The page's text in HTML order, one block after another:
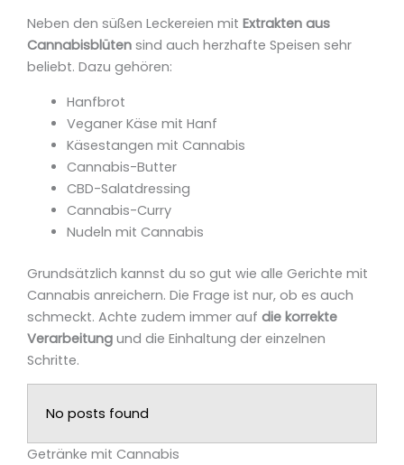
Neben den süßen Leckereien mit Extrakten aus
Cannabisblüten sind auch herzhafte Speisen sehr
beliebt. Dazu gehören:
Hanfbrot
Veganer Käse mit Hanf
Käsestangen mit Cannabis
Cannabis-Butter
CBD-Salatdressing
Cannabis-Curry
Nudeln mit Cannabis
Grundsätzlich kannst du so gut wie alle Gerichte mit
Cannabis anreichern. Die Frage ist nur, ob es auch
schmeckt. Achte zudem immer auf die korrekte
Verarbeitung und die Einhaltung der einzelnen
Schritte.
No posts found
Getränke mit Cannabis